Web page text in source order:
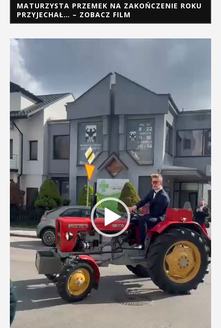
MATURZYSTA PRZEMEK NA ZAKOŃCZENIE ROKU
PRZYJECHAŁ… – ZOBACZ FILM
Odtwarzacz